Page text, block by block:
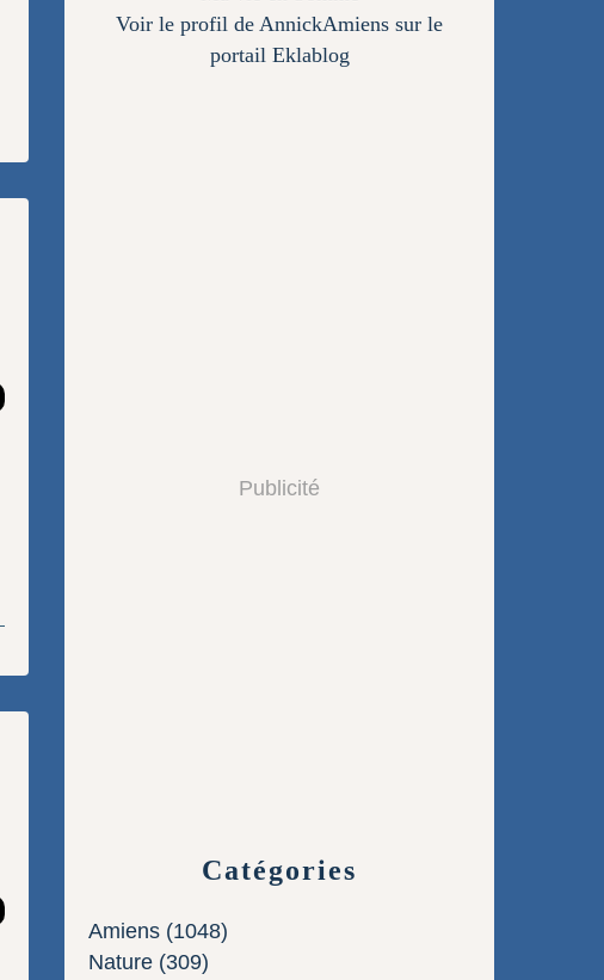
Catégories
Amiens (1048)
Nature (309)
Voir le profil de AnnickAmiens sur le
portail Eklablog
Publicité